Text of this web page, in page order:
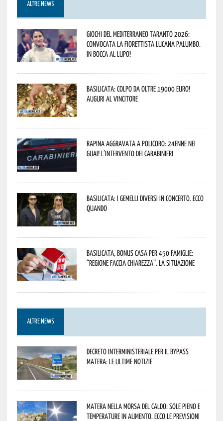
ALTRE NEWS
Giochi del Mediterraneo Taranto 2026:
convocata la fiorettista lucana Palumbo.
In bocca al lupo!
Basilicata: colpo da oltre 19000 Euro!
Auguri al vincitore
Rapina aggravata a Policoro: 24enne nei
guai! L’intervento dei Carabinieri
Basilicata: i Gemelli DiVersi in concerto. Ecco
quando
Basilicata, Bonus casa per 450 famiglie:
“Regione faccia chiarezza”. La situazione
ALTRE NEWS
Decreto interministeriale per il Bypass
Matera: le ultime notizie
Matera nella morsa del caldo: sole pieno e
temperature in aumento. Ecco le previsioni